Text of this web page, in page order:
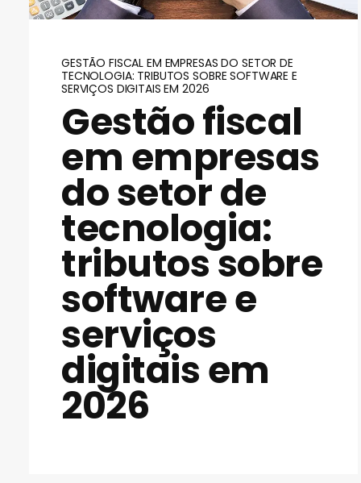
GESTÃO FISCAL EM EMPRESAS DO SETOR DE
TECNOLOGIA: TRIBUTOS SOBRE SOFTWARE E
SERVIÇOS DIGITAIS EM 2026
Gestão fiscal
em empresas
do setor de
tecnologia:
tributos sobre
software e
serviços
digitais em
2026